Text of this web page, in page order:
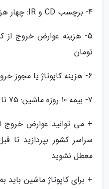
4- برچسب CD و IR: چهار هزار تومان (4000)
تومان
6- هزینه کاپوتاژ یا مجوز خروج از کشور: 18 هزار تومان
7- بیمه 10 روزه ماشین: 75 تا 100 هزار تومان
+ می توانید عوارض خروج
سراسر کشور بپردازید تا
معطل نشوید.
+ برای کاپوتاژ ماشین